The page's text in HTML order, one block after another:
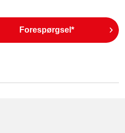
Forespørgsel*